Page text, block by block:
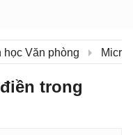
học Văn phòng
trong